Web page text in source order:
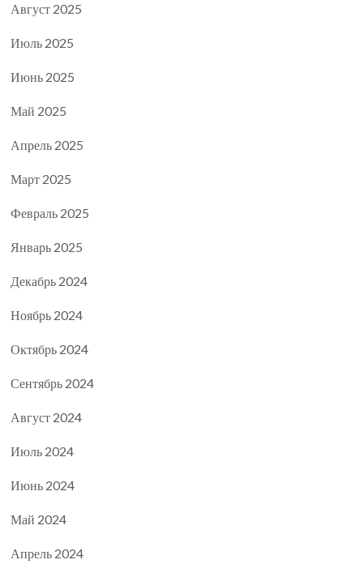
Август 2025
Июль 2025
Июнь 2025
Май 2025
Апрель 2025
Март 2025
Февраль 2025
Январь 2025
Декабрь 2024
Ноябрь 2024
Октябрь 2024
Сентябрь 2024
Август 2024
Июль 2024
Июнь 2024
Май 2024
Апрель 2024